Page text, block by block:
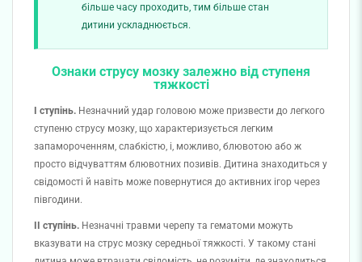
більше часу проходить, тим більше стан
дитини ускладнюється.
Ознаки струсу мозку залежно від ступеня
тяжкості
I ступінь. Незначний удар головою може призвести до легкого
ступеню струсу мозку, що характеризується легким
запамороченням, слабкістю, і, можливо, блювотою або ж
просто відчуваттям блювотних позивів. Дитина знаходиться у
свідомості й навіть може повернутися до активних ігор через
півгодини.
II ступінь. Незначні травми черепу та гематоми можуть
вказувати на струс мозку середньої тяжкості. У такому стані